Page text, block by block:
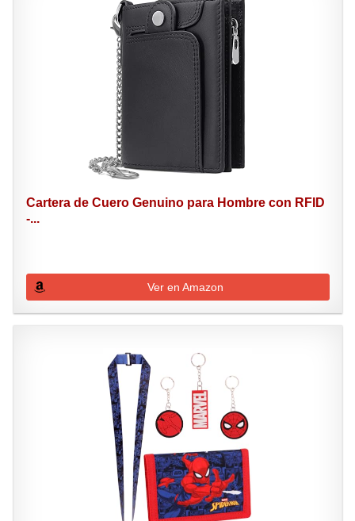
Cartera de Cuero Genuino para Hombre con RFID
-...
Ver en Amazon